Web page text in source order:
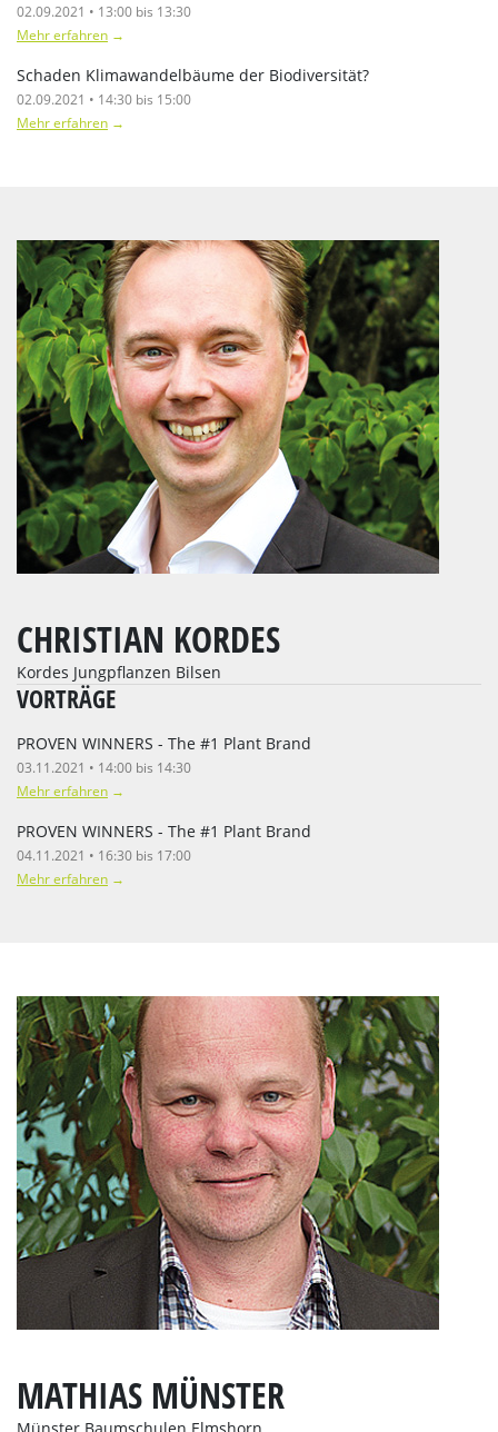
02.09.2021 • 13:00 bis 13:30
Mehr erfahren →
Schaden Klimawandelbäume der Biodiversität?
02.09.2021 • 14:30 bis 15:00
Mehr erfahren →
CHRISTIAN KORDES
Kordes Jungpflanzen Bilsen
VORTRÄGE
PROVEN WINNERS - The #1 Plant Brand
03.11.2021 • 14:00 bis 14:30
Mehr erfahren →
PROVEN WINNERS - The #1 Plant Brand
04.11.2021 • 16:30 bis 17:00
Mehr erfahren →
MATHIAS MÜNSTER